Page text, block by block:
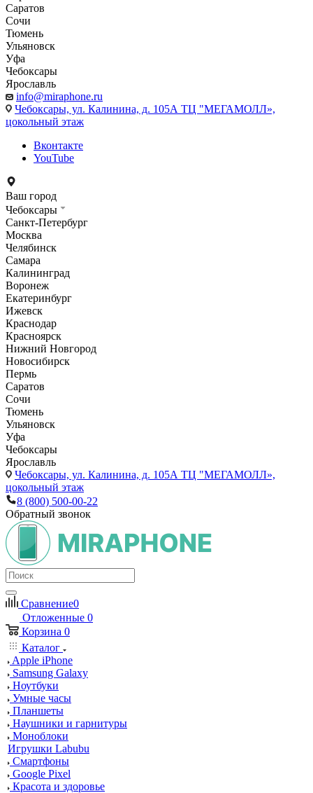
Саратов
Сочи
Тюмень
Ульяновск
Уфа
Чебоксары
Ярославль
info@miraphone.ru
Чебоксары, ул. Калинина, д. 105А ТЦ "МЕГАМОЛЛ»,
цокольный этаж
Вконтакте
YouTube
Ваш город
Чебоксары
Санкт-Петербург
Москва
Челябинск
Самара
Калининград
Воронеж
Екатеринбург
Ижевск
Краснодар
Красноярск
Нижний Новгород
Новосибирск
Пермь
Саратов
Сочи
Тюмень
Ульяновск
Уфа
Чебоксары
Ярославль
Чебоксары, ул. Калинина, д. 105А ТЦ "МЕГАМОЛЛ»,
цокольный этаж
8 (800) 500-00-22
Обратный звонок
Сравнение0
Отложенные 0
Корзина 0
Каталог
Apple iPhone
Samsung Galaxy
Ноутбуки
Умные часы
Планшеты
Наушники и гарнитуры
Моноблоки
Игрушки Labubu
Смартфоны
Google Pixel
Красота и здоровье